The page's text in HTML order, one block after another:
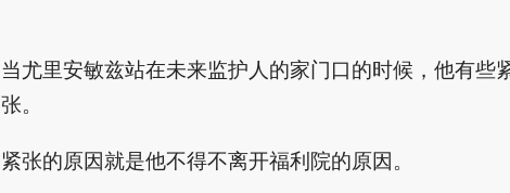
当尤里安敏兹站在未来监护人的家门口的时候，他有些
张。
紧张的原因就是他不得不离开福利院的原因。